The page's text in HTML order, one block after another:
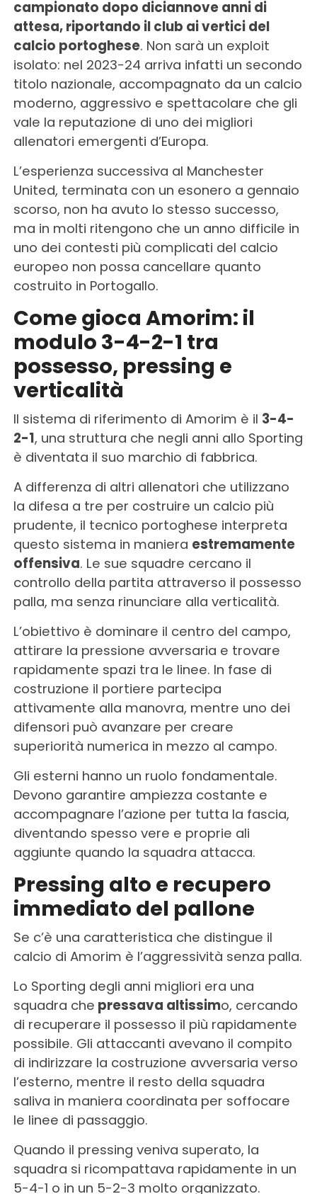
campionato dopo diciannove anni di
attesa, riportando il club ai vertici del
calcio portoghese. Non sarà un exploit
isolato: nel 2023-24 arriva infatti un secondo
titolo nazionale, accompagnato da un calcio
moderno, aggressivo e spettacolare che gli
vale la reputazione di uno dei migliori
allenatori emergenti d’Europa.
L’esperienza successiva al Manchester
United, terminata con un esonero a gennaio
scorso, non ha avuto lo stesso successo,
ma in molti ritengono che un anno difficile in
uno dei contesti più complicati del calcio
europeo non possa cancellare quanto
costruito in Portogallo.
Come gioca Amorim: il
modulo 3-4-2-1 tra
possesso, pressing e
verticalità
Il sistema di riferimento di Amorim è il 3-4-
2-1, una struttura che negli anni allo Sporting
è diventata il suo marchio di fabbrica.
A differenza di altri allenatori che utilizzano
la difesa a tre per costruire un calcio più
prudente, il tecnico portoghese interpreta
questo sistema in maniera estremamente
offensiva. Le sue squadre cercano il
controllo della partita attraverso il possesso
palla, ma senza rinunciare alla verticalità.
L’obiettivo è dominare il centro del campo,
attirare la pressione avversaria e trovare
rapidamente spazi tra le linee. In fase di
costruzione il portiere partecipa
attivamente alla manovra, mentre uno dei
difensori può avanzare per creare
superiorità numerica in mezzo al campo.
Gli esterni hanno un ruolo fondamentale.
Devono garantire ampiezza costante e
accompagnare l’azione per tutta la fascia,
diventando spesso vere e proprie ali
aggiunte quando la squadra attacca.
Pressing alto e recupero
immediato del pallone
Se c’è una caratteristica che distingue il
calcio di Amorim è l’aggressività senza palla.
Lo Sporting degli anni migliori era una
squadra che pressava altissimo, cercando
di recuperare il possesso il più rapidamente
possibile. Gli attaccanti avevano il compito
di indirizzare la costruzione avversaria verso
l’esterno, mentre il resto della squadra
saliva in maniera coordinata per soffocare
le linee di passaggio.
Quando il pressing veniva superato, la
squadra si ricompattava rapidamente in un
5-4-1 o in un 5-2-3 molto organizzato.